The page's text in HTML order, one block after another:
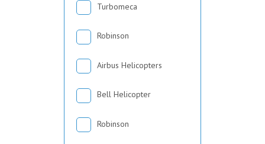
Turbomeca
Robinson
Airbus Helicopters
Bell Helicopter
Robinson